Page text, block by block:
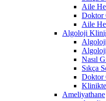
Aile
Doktor
Aile
Algoloji
Nasıl
Sıkça
Doktor
Ameliyathane